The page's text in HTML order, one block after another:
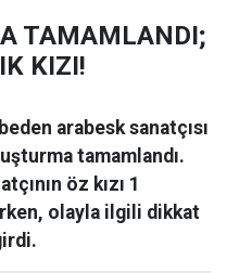
TAMAMLANDI;
KIZI!
arabesk sanatçısı
tamamlandı.
öz kızı 1
olayla ilgili dikkat